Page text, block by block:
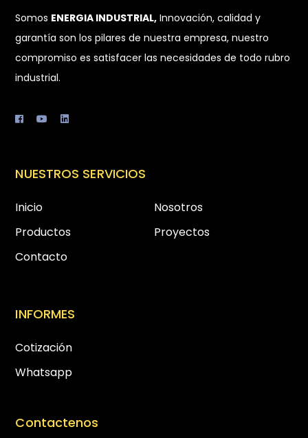
Somos ENERGIA INDUSTRIAL, Innovación, calidad y
garantía son los pilares de nuestra empresa, nuestro
compromiso es satisfacer las necesidades de todo rubro
industrial.
NUESTROS SERVICIOS
Inicio
Nosotros
Productos
Proyectos
Contacto
INFORMES
Cotización
Whatsapp
Contactenos